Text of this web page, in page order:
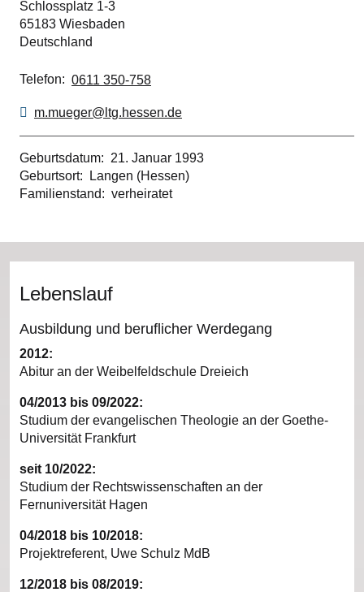
Schlossplatz 1-3
65183 Wiesbaden
Deutschland
Telefon 0611 350-758
m.mueger@ltg.hessen.de
Geburtsdatum
21. Januar 1993
Geburtsort
Langen (Hessen)
Familienstand
verheiratet
Lebenslauf
Ausbildung und beruflicher Werdegang
2012:
Abitur an der Weibelfeldschule Dreieich
04/2013 bis 09/2022:
Studium der evangelischen Theologie an der Goethe-
Universität Frankfurt
seit 10/2022:
Studium der Rechtswissenschaften an der
Fernuniversität Hagen
04/2018 bis 10/2018:
Projektreferent, Uwe Schulz MdB
12/2018 bis 08/2019: